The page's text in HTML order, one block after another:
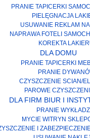
PRANIE TAPICERKI
PIELĘGNACJA
USUWANIE REKLAM
NAPRAWA FOTELI
KOREKTA
DLA DOMU
PRANIE TAPICERKI
PRANIE
CZYSZCZENIE SCIAN/
PAROWE
DLA FIRM BIUR I
PRANIE
MYCIE WITRYN
I